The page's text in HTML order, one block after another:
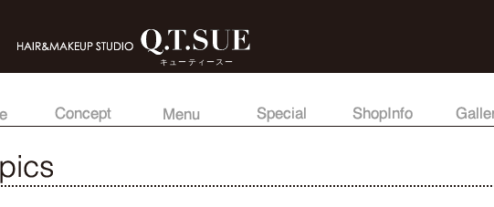
キューティースー